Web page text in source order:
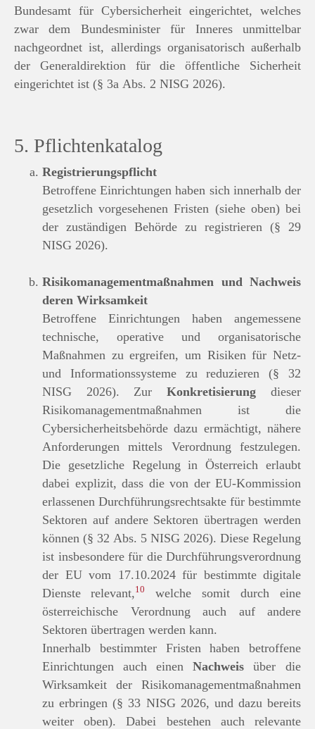
Bundesamt für Cybersicherheit eingerichtet, welches
zwar dem Bundesminister für Inneres unmittelbar
nachgeordnet ist, allerdings organisatorisch außerhalb
der Generaldirektion für die öffentliche Sicherheit
eingerichtet ist (§ 3a Abs. 2 NISG 2026).
5. Pflichtenkatalog
Registrierungspflicht
Betroffene Einrichtungen haben sich innerhalb der
gesetzlich vorgesehenen Fristen (siehe oben) bei
der zuständigen Behörde zu registrieren (§ 29
NISG 2026).
Risikomanagementmaßnahmen und Nachweis
deren Wirksamkeit
Betroffene Einrichtungen haben angemessene
technische, operative und organisatorische
Maßnahmen zu ergreifen, um Risiken für Netz-
und Informationssysteme zu reduzieren (§ 32
NISG 2026). Zur Konkretisierung dieser
Risikomanagementmaßnahmen ist die
Cybersicherheitsbehörde dazu ermächtigt, nähere
Anforderungen mittels Verordnung festzulegen.
Die gesetzliche Regelung in Österreich erlaubt
dabei explizit, dass die von der EU-Kommission
erlassenen Durchführungsrechtsakte für bestimmte
Sektoren auf andere Sektoren übertragen werden
können (§ 32 Abs. 5 NISG 2026). Diese Regelung
ist insbesondere für die Durchführungsverordnung
der EU vom 17.10.2024 für bestimmte digitale
Dienste relevant,10
welche somit durch eine
österreichische Verordnung auch auf andere
Sektoren übertragen werden kann.
Innerhalb bestimmter Fristen haben betroffene
Einrichtungen auch einen Nachweis über die
Wirksamkeit der Risikomanagementmaßnahmen
zu erbringen (§ 33 NISG 2026, und dazu bereits
weiter oben). Dabei bestehen auch relevante